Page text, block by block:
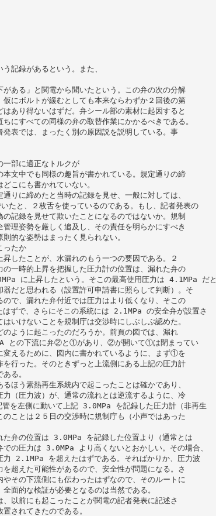
記録があるという。また、
ある」と関電から聞いたという。この弁の次の分解
にボルトが緩むとしても本来ならわずか２回後の第
あり得ないはずだ。弁シール部の素材に起因すると
にすべての同様の弁の取替作業にかかるべきである。
表では、まったく別の原因説を説明している。事
一部に適正なトルクが
文中でも同様の趣旨が書かれている。規定通りの締
こにも書かれていない。
りに締めたと当時の記録を見せ、一般に対しては、
たと、２枚舌を使っているのである。もし、記者発表の
記録を見せて欺いたことになるのではないか。規制
理姿勢を厳しく追及し、その責任を明らかにすべき
的な姿勢はまったく見られない。
ったか
したことが、水漏れのもう一つの要因である。２
一時的上昇を把握した圧力計の位置は、漏れた弁の
に上昇したという。そこの最高使用圧力は 4.1MPa だと
だと思われる（設置許可申請書に照らして判断）。そ
で、漏れた弁付近では圧力はより低くなり、そこの
ずで、さらにそこの系統には 2.1MPa の安全弁が設置さ
いけないことを規制庁は交渉時にしぶしぶ認めた。
ように起こったのだろうか。前頁の図では、漏れ
との下流に弁②と①があり、②が開いて①は閉まってい
変えるために、図内に書かれているように、まず①を
行った。そのときずっと上流側にある上記の圧力計
る。
ほう素熱再生系統内で起こったことは確かであり、
（圧力波）が、通常の流れとは逆流するように、冷
を左側に動いて上記 3.0MPa を記録した圧力計（非再生
ことは２５日の交渉時に規制庁も（小声ではあった
た弁の位置は 3.0MPa を記録した位置より（通常とは
の圧力は 3.0MPa より高くないとおかしい。その場合、
力 2.1MPa を超えたはずである。そればかりか、圧力波
超えた可能性があるので、安全性が問題になる。さ
その下流側にも伝わったはずなので、そのルートに
面的な検証が必要となるのは当然である。
以前にも起こったことが関電の記者発表に記述さ
されてきたのである。